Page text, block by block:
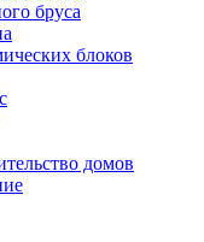
бруса
блоков
домов